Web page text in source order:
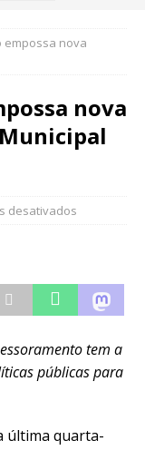
empossa nova
nova
desativados
tem a
públicas para
última quarta-